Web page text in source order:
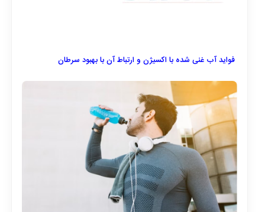
فواید آب غنی شده با اکسیژن و ارتباط آن با بهبود سرطان